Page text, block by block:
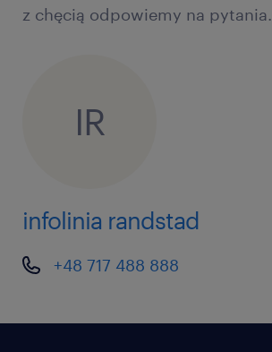
z chęcią odpowiemy na pytania.
IR
infolinia randstad
+48 717 488 888